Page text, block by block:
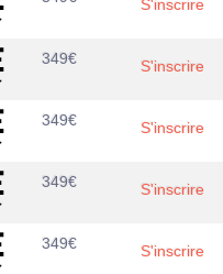
S'inscrire
349€ S'inscrire
349€ S'inscrire
349€ S'inscrire
349€ S'inscrire